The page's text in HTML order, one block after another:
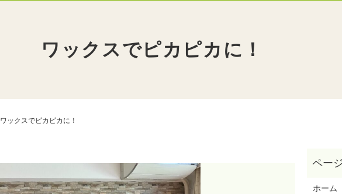
ワックスでピカピカに！
ワックスでピカピカに！
ホーム